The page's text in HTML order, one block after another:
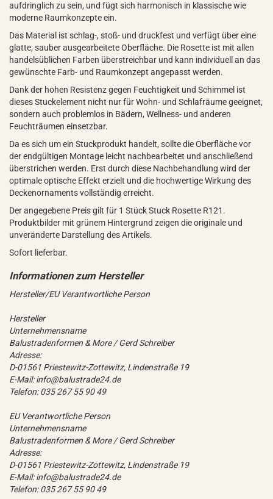
aufdringlich zu sein, und fügt sich harmonisch in klassische wie
moderne Raumkonzepte ein.
Das Material ist schlag-, stoß- und druckfest und verfügt über eine
glatte, sauber ausgearbeitete Oberfläche. Die Rosette ist mit allen
handelsüblichen Farben überstreichbar und kann individuell an das
gewünschte Farb- und Raumkonzept angepasst werden.
Dank der hohen Resistenz gegen Feuchtigkeit und Schimmel ist
dieses Stuckelement nicht nur für Wohn- und Schlafräume geeignet,
sondern auch problemlos in Bädern, Wellness- und anderen
Feuchträumen einsetzbar.
Da es sich um ein Stuckprodukt handelt, sollte die Oberfläche vor
der endgültigen Montage leicht nachbearbeitet und anschließend
überstrichen werden. Erst durch diese Nachbehandlung wird der
optimale optische Effekt erzielt und die hochwertige Wirkung des
Deckenornaments vollständig erreicht.
Der angegebene Preis gilt für 1 Stück Stuck Rosette R121.
Produktbilder mit grünem Hintergrund zeigen die originale und
unveränderte Darstellung des Artikels.
Sofort lieferbar.
Hersteller/EU Verantwortliche Person
Hersteller
Unternehmensname
Balustradenformen & More / Gerd Schreiber
Adresse:
D-01561 Priestewitz-Zottewitz, Lindenstraße 19
E-Mail: info@balustrade24.de
Telefon: 035 267 55 90 49
EU Verantwortliche Person
Unternehmensname
Balustradenformen & More / Gerd Schreiber
Adresse:
D-01561 Priestewitz-Zottewitz, Lindenstraße 19
E-Mail: info@balustrade24.de
Telefon: 035 267 55 90 49